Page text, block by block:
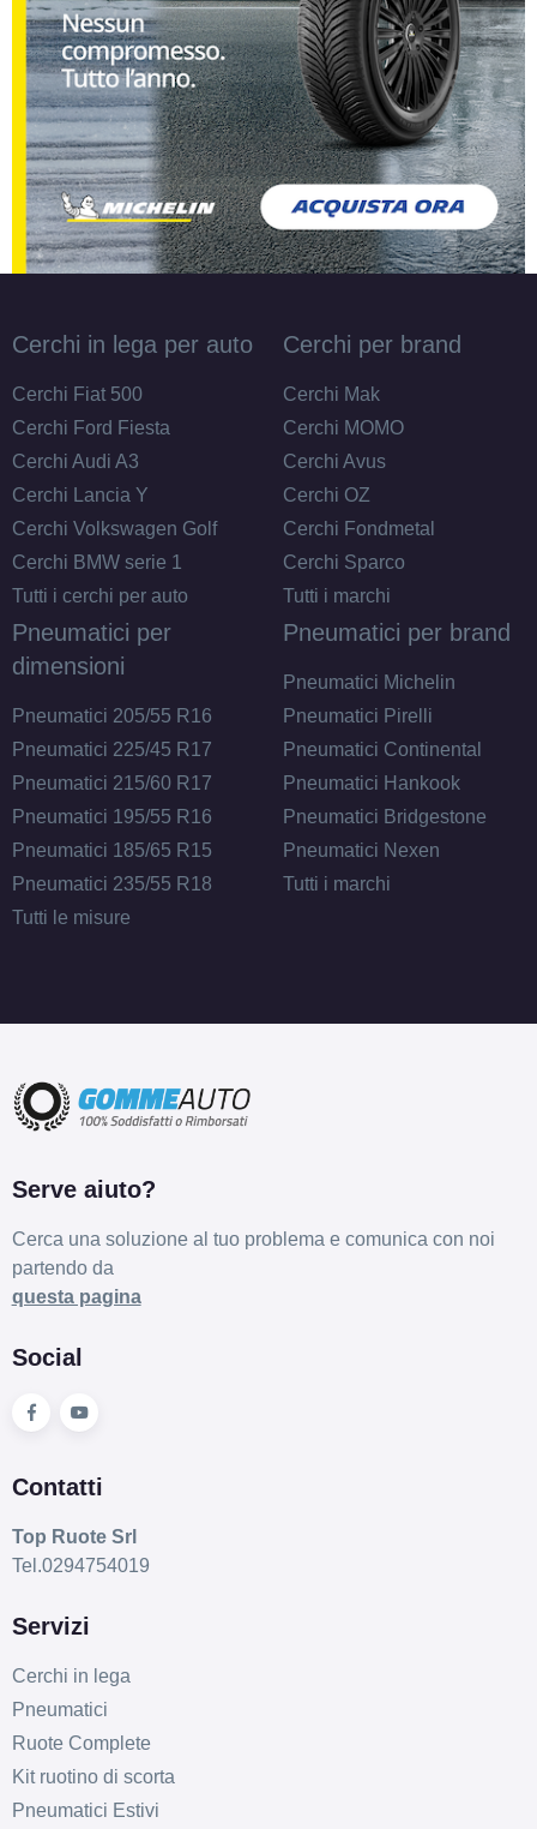
Cerchi in lega per auto
Cerchi Fiat 500
Cerchi Ford Fiesta
Cerchi Audi A3
Cerchi Lancia Y
Cerchi Volkswagen Golf
Cerchi BMW serie 1
Tutti i cerchi per auto
Cerchi per brand
Cerchi Mak
Cerchi MOMO
Cerchi Avus
Cerchi OZ
Cerchi Fondmetal
Cerchi Sparco
Tutti i marchi
Pneumatici per
dimensioni
Pneumatici 205/55 R16
Pneumatici 225/45 R17
Pneumatici 215/60 R17
Pneumatici 195/55 R16
Pneumatici 185/65 R15
Pneumatici 235/55 R18
Tutti le misure
Pneumatici per brand
Pneumatici Michelin
Pneumatici Pirelli
Pneumatici Continental
Pneumatici Hankook
Pneumatici Bridgestone
Pneumatici Nexen
Tutti i marchi
Serve aiuto?
Cerca una soluzione al tuo problema e comunica con noi
partendo da
questa pagina
Social
Contatti
Top Ruote Srl
Tel.0294754019
Servizi
Cerchi in lega
Pneumatici
Ruote Complete
Kit ruotino di scorta
Pneumatici Estivi